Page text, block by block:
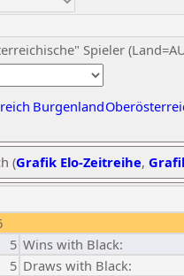
Spieler
Burgenland
(Grafik Elo-Zeitreihe,
5 Wins with Black:
5 Draws with Black: